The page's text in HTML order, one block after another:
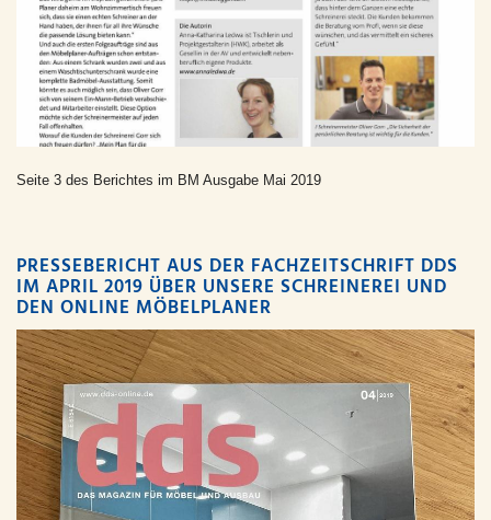
Seite 3 des Berichtes im BM Ausgabe Mai 2019
PRESSEBERICHT AUS DER FACHZEITSCHRIFT DDS
IM APRIL 2019 ÜBER UNSERE SCHREINEREI UND
DEN ONLINE MÖBELPLANER